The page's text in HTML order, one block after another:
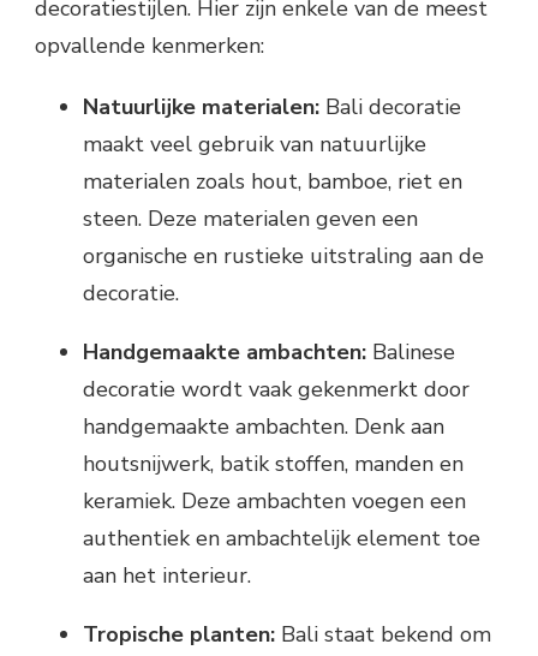
decoratiestijlen. Hier zijn enkele van de meest
opvallende kenmerken:
Natuurlijke materialen: Bali decoratie
maakt veel gebruik van natuurlijke
materialen zoals hout, bamboe, riet en
steen. Deze materialen geven een
organische en rustieke uitstraling aan de
decoratie.
Handgemaakte ambachten: Balinese
decoratie wordt vaak gekenmerkt door
handgemaakte ambachten. Denk aan
houtsnijwerk, batik stoffen, manden en
keramiek. Deze ambachten voegen een
authentiek en ambachtelijk element toe
aan het interieur.
Tropische planten: Bali staat bekend om